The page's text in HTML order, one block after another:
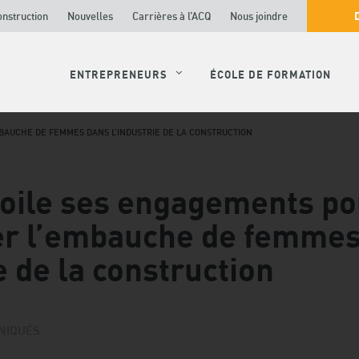
ENTREPRENEURS ÉCOLE DE FORMATION
Nouvelles Carrières à l’ACQ Nous joindre
DE FEMMES DANS L’INDUSTRIE DE LA CONSTRUCTION
ses engagements
l’embauche de
de la construction